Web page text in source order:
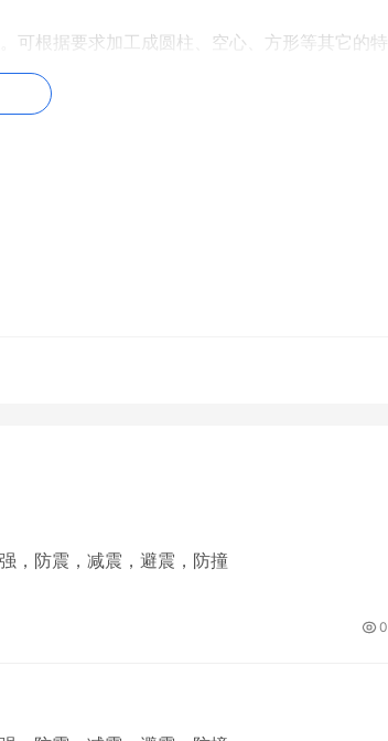
根据要求加工成圆柱、空心、方形等其它的特
缓冲 特性 环保，可塑性强，防震，减震，避震，防撞
0